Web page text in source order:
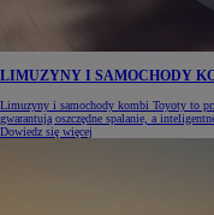
LIMUZYNY I SAMOCHODY
Limuzyny i samochody kombi Toyoty to
gwarantują oszczędne spalanie, a
Dowiedz się więcej